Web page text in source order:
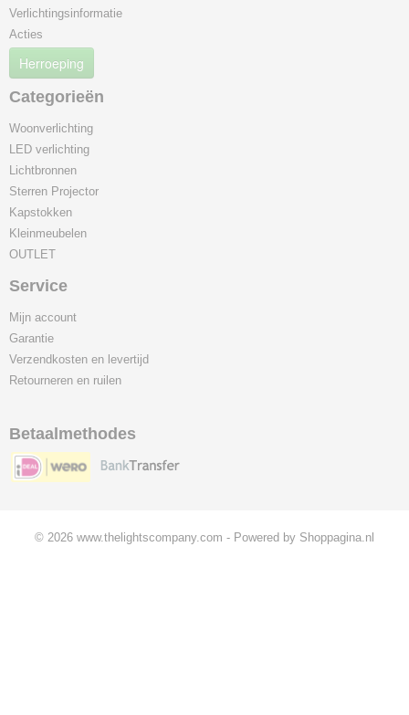
Verlichtingsinformatie
Acties
Herroeping
Categorieën
Woonverlichting
LED verlichting
Lichtbronnen
Sterren Projector
Kapstokken
Kleinmeubelen
OUTLET
Service
Mijn account
Garantie
Verzendkosten en levertijd
Retourneren en ruilen
Betaalmethodes
© 2026 www.thelightscompany.com - Powered by Shoppagina.nl